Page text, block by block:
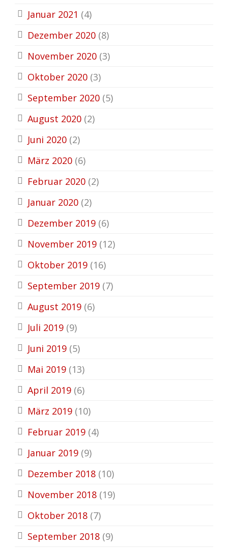
Januar 2021 (4)
Dezember 2020 (8)
November 2020 (3)
Oktober 2020 (3)
September 2020 (5)
August 2020 (2)
Juni 2020 (2)
März 2020 (6)
Februar 2020 (2)
Januar 2020 (2)
Dezember 2019 (6)
November 2019 (12)
Oktober 2019 (16)
September 2019 (7)
August 2019 (6)
Juli 2019 (9)
Juni 2019 (5)
Mai 2019 (13)
April 2019 (6)
März 2019 (10)
Februar 2019 (4)
Januar 2019 (9)
Dezember 2018 (10)
November 2018 (19)
Oktober 2018 (7)
September 2018 (9)